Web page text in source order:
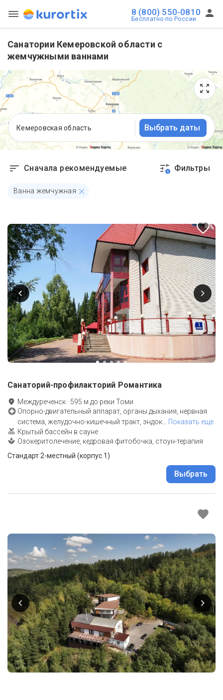
8 (800) 550-0810
Бесплатно по России
Санатории Кемеровской области с
жемчужными ваннами
Кемеровская область Выбрать даты
Сначала рекомендуемые 1 Фильтры
Ванна жемчужная
Санаторий-профилакторий Романтика
Междуреченск · 595 м до реки Томи
Опорно-двигательный аппарат, органы дыхания, нервная
система, желудочно-кишечный тракт, эндок… Показать еще
Крытый бассейн в сауне
Озокеритолечение, кедровая фитобочка, стоун-терапия
Стандарт 2-местный (корпус 1)
Выбрать